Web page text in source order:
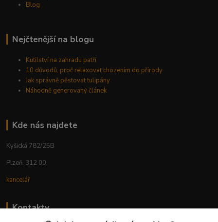
Blog
Nejčtenější na blogu
Kutilství na zahradu patří
10 důvodů, proč relaxovat chozením do přírody
Jak správně pěstovat tulipány
Náhodně generovaný článek
Kde nás najdete
Kyšická 782/25B
Plzeň, 312 00
kancelář
Kontakty